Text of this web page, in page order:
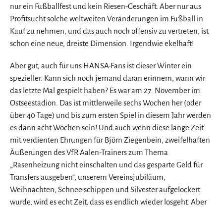
nur ein Fußballfest und kein Riesen-Geschäft. Aber nur aus
Profitsucht solche weltweiten Veränderungen im Fußball in
Kauf zu nehmen, und das auch noch offensiv zu vertreten, ist
schon eine neue, dreiste Dimension. Irgendwie ekelhaft!
Aber gut, auch für uns HANSA-Fans ist dieser Winter ein
spezieller. Kann sich noch jemand daran erinnern, wann wir
das letzte Mal gespielt haben? Es war am 27. November im
Ostseestadion. Das ist mittlerweile sechs Wochen her (oder
über 40 Tage) und bis zum ersten Spiel in diesem Jahr werden
es dann acht Wochen sein! Und auch wenn diese lange Zeit
mit verdienten Ehrungen für Björn Ziegenbein, zweifelhaften
Äußerungen des VfR Aalen-Trainers zum Thema
„Rasenheizung nicht einschalten und das gesparte Geld für
Transfers ausgeben“, unserem Vereinsjubiläum,
Weihnachten, Schnee schippen und Silvester aufgelockert
wurde, wird es echt Zeit, dass es endlich wieder losgeht. Aber